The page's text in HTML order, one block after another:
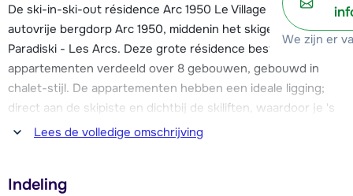
We zijn er
De ski-in-ski-out résidence Arc 1950 Le Village ligt in het
autovrije bergdorp Arc 1950, middenin het skigebied
Paradiski - Les Arcs. Deze grote résidence bestaat uit 600
appartementen verdeeld over 8 gebouwen, gebouwd in
chalet-stijl. De appartementen hebben een ideale ligging;
direct aan de skipiste en dichtbij de skiliften, waardoor je 's
ochtends meteen het skigebied in kunt! Het skigebied van
Lees de volledige omschrijving
Indeling